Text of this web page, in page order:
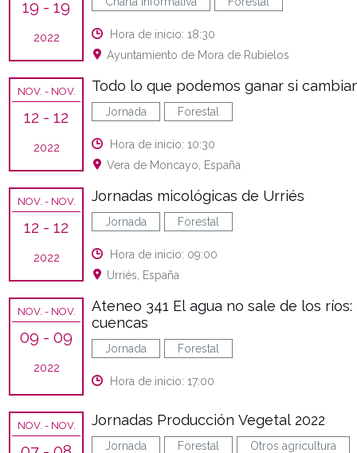
19 - 19
2022
Hora de inicio: 18:30
Ayuntamiento de Mora de Rubielos
NOV. - NOV.
12 - 12
2022
Todo lo que podemos ganar si
Jornada Forestal
Hora de inicio: 10:30
Vera de Moncayo, España
NOV. - NOV.
12 - 12
2022
Jornadas micológicas de Urriés
Jornada Forestal
Hora de inicio: 09:00
Urriés, España
NOV. - NOV.
09 - 09
2022
Ateneo 341 El agua no sale de los
cuencas
Jornada Forestal
Hora de inicio: 17:00
NOV. - NOV. Jornadas Producción Vegetal 2022
Jornada Forestal Otros agricultura